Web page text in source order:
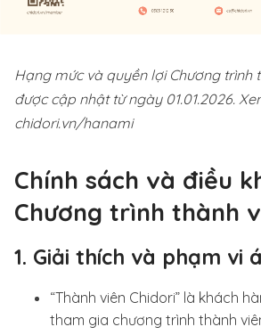
Hạng mức và quyền lợi Chương trình
được cập nhật từ ngày 01.01.2026.
chidori.vn/hanami
Chính sách và điều
Chương trình thành
1. Giải thích và phạm vi
“Thành viên Chidori” là khách
tham gia chương trình thành